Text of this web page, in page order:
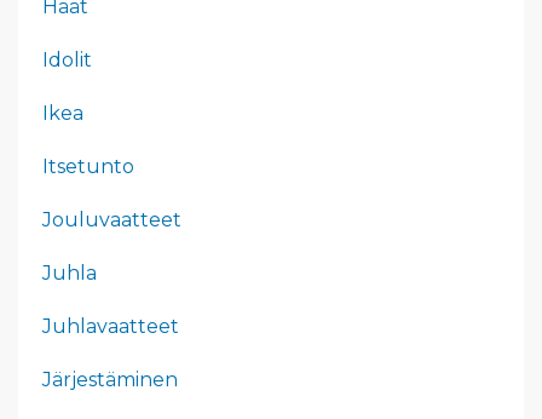
Häät
Idolit
Ikea
Itsetunto
Jouluvaatteet
Juhla
Juhlavaatteet
Järjestäminen